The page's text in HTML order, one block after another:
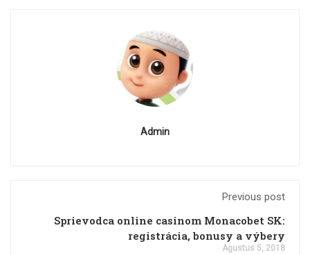
Admin
Previous post
Sprievodca online casinom Monacobet SK:
registrácia, bonusy a výbery
Agustus 5, 2018